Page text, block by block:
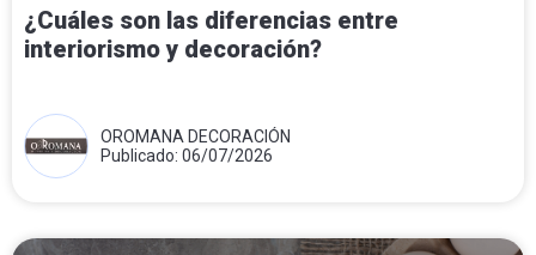
¿Cuáles son las diferencias entre
interiorismo y decoración?
OROMANA DECORACIÓN
Publicado: 06/07/2026